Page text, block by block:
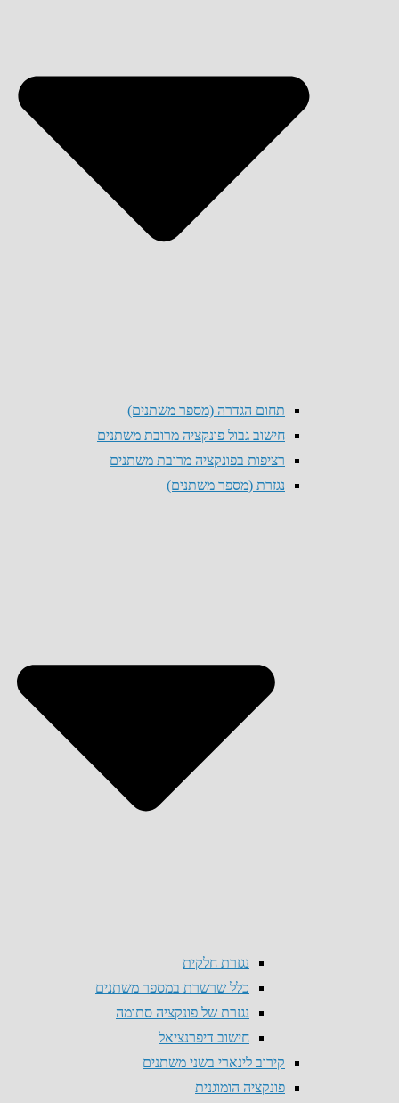
תחום הגדרה (מספר משתנים)
חישוב גבול פונקציה מרובת משתנים
רציפות בפונקציה מרובת משתנים
נגזרת (מספר משתנים)
נגזרת חלקית
כלל שרשרת במספר משתנים
נגזרת של פונקציה סתומה
חישוב דיפרנציאל
קירוב לינארי בשני משתנים
פונקציה הומוגנית